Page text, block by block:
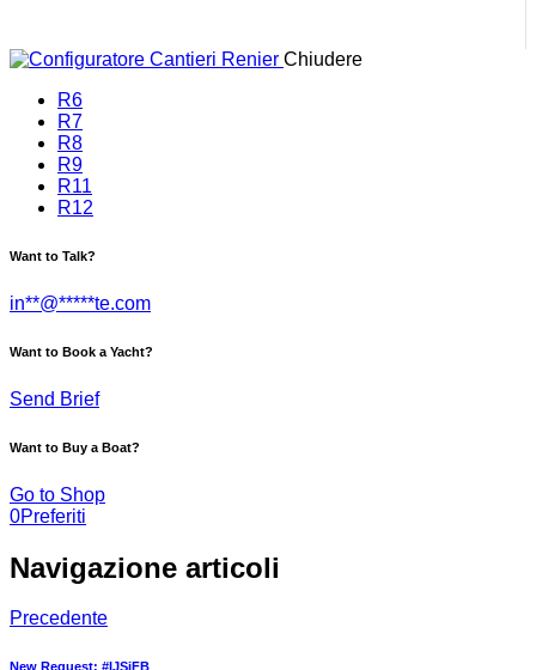
Chiudere
R6
R7
R8
R9
R11
R12
Want to Talk?
in**@*****te.com
Want to Book a Yacht?
Send Brief
Want to Buy a Boat?
Go to Shop
0Preferiti
Navigazione articoli
Precedente
New Request: #IJSiFB